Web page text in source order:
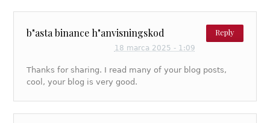
b"asta binance h"anvisningskod Reply
18 marca 2025 - 1:09
Thanks for sharing. I read many of your blog posts,
cool, your blog is very good.